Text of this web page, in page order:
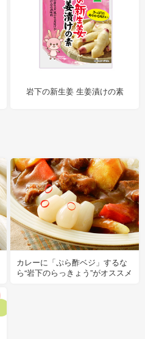
岩下の新生姜 生姜漬けの素
カレーに「ぷら酢ベジ」するな
ら“岩下のらっきょう”がオススメ